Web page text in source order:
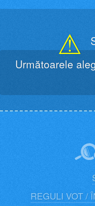
⚠
Următoarele
REGULI VOT /